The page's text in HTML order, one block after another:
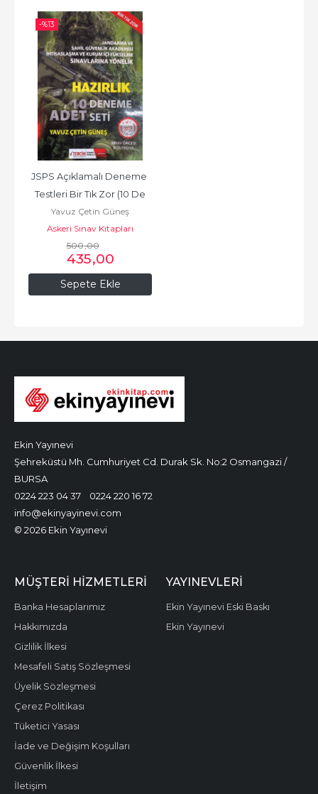
-%13
Sepete Ekle
JSPS Açıklamalı Deneme
Testleri Bir Tık Zor (10 De
Yavuz Çetin Güneş
Askeri Sınav Kitapları
500,00
435,00
Ekin Yayınevi
Şehreküstü Mh. Cumhuriyet Cd. Durak Sk. No:2 Osmangazi /
BURSA
0224 223 04 37
0224 220 16 72
info@ekinyayinevi.com
© 2026 Ekin Yayınevi
MÜŞTERI HIZMETLERI
Banka Hesaplarımız
Hakkımızda
Gizlilik İlkesi
Mesafeli Satış Sözleşmesi
Üyelik Sözleşmesi
Çerez Politikası
Tüketici Yasası
İade ve Değişim Koşulları
Güvenlik İlkesi
İletişim
YAYINEVLERI
Ekin Yayınevi Eski Baskı
Ekin Yayınevi